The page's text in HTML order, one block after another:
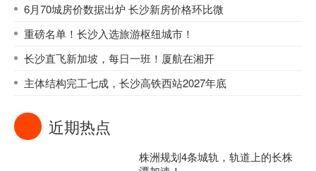
6月70城房价数据出炉 长沙新房价格环比微
重磅名单！长沙入选旅游枢纽城市！
长沙直飞新加坡，每日一班！厦航在湘开
主体结构完工七成，长沙高铁西站2027年底
近期热点
株洲规划4条城轨，轨道上的长株